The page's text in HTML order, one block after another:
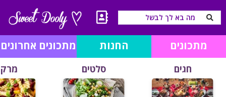
מתכונים החנות מתכונים אחרונים
חגים סלטים